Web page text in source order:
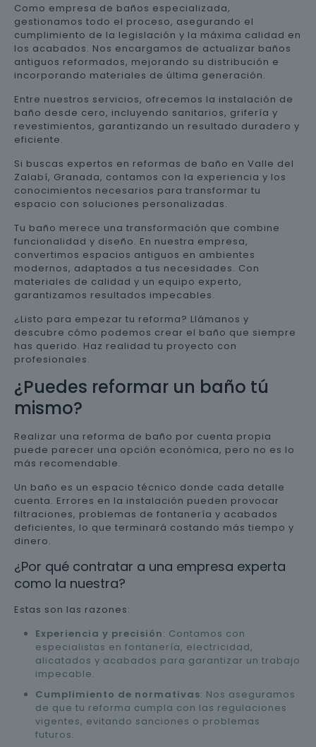
Como empresa de baños especializada,
gestionamos todo el proceso, asegurando el
cumplimiento de la legislación y la máxima calidad en
los acabados. Nos encargamos de actualizar baños
antiguos reformados, mejorando su distribución e
incorporando materiales de última generación.
Entre nuestros servicios, ofrecemos la instalación de
baño desde cero, incluyendo sanitarios, grifería y
revestimientos, garantizando un resultado duradero y
eficiente.
Si buscas expertos en reformas de baño en Valle del
Zalabí, Granada, contamos con la experiencia y los
conocimientos necesarios para transformar tu
espacio con soluciones personalizadas.
Tu baño merece una transformación que combine
funcionalidad y diseño. En nuestra empresa,
convertimos espacios antiguos en ambientes
modernos, adaptados a tus necesidades. Con
materiales de calidad y un equipo experto,
garantizamos resultados impecables.
¿Listo para empezar tu reforma? Llámanos y
descubre cómo podemos crear el baño que siempre
has querido. Haz realidad tu proyecto con
profesionales.
¿Puedes reformar un baño tú
mismo?
Realizar una reforma de baño por cuenta propia
puede parecer una opción económica, pero no es lo
más recomendable.
Un baño es un espacio técnico donde cada detalle
cuenta. Errores en la instalación pueden provocar
filtraciones, problemas de fontanería y acabados
deficientes, lo que terminará costando más tiempo y
dinero.
¿Por qué contratar a una empresa experta
como la nuestra?
Estas son las razones:
Experiencia y precisión: Contamos con
especialistas en fontanería, electricidad,
alicatados y acabados para garantizar un trabajo
impecable.
Cumplimiento de normativas: Nos aseguramos
de que tu reforma cumpla con las regulaciones
vigentes, evitando sanciones o problemas
futuros.